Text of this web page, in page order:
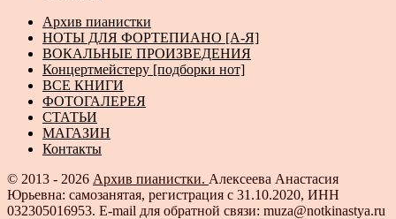
Архив пианистки
НОТЫ ДЛЯ ФОРТЕПИАНО [А-Я]
ВОКАЛЬНЫЕ ПРОИЗВЕДЕНИЯ
Концертмейстеру [подборки нот]
ВСЕ КНИГИ
ФОТОГАЛЕРЕЯ
СТАТЬИ
МАГАЗИН
Контакты
© 2013 - 2026 Архив пианистки. Алексеева Анастасия
Юрьевна: самозанятая, регистрация с 31.10.2020, ИНН
032305016953. E-mail для обратной связи: muza@notkinastya.ru